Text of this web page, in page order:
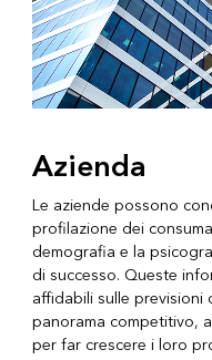
Azienda
Le aziende possono
profilazione dei
demografia e la
di successo. Queste
affidabili sulle previsioni
panorama competitivo,
per far crescere i loro